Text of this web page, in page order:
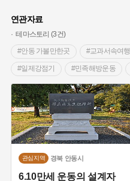
연관자료
테마스토리 (3건)
#안동 가볼만한곳
#교과서속여행
#일제강점기 #민족해방운동
#1920년대 독립운동단체
관심지역 경북 안동시
6.10만세 운동의 설계자